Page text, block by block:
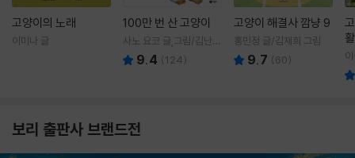
고양이의 노래
이미나 글
100만 번 산 고양이
사노 요코 글,그림/김난주
역 9.4 (124)
고양이 해결사 깜냥 9
홍민정 글/김재희 그림
9.7 (60)
보리 출판사 브랜드전